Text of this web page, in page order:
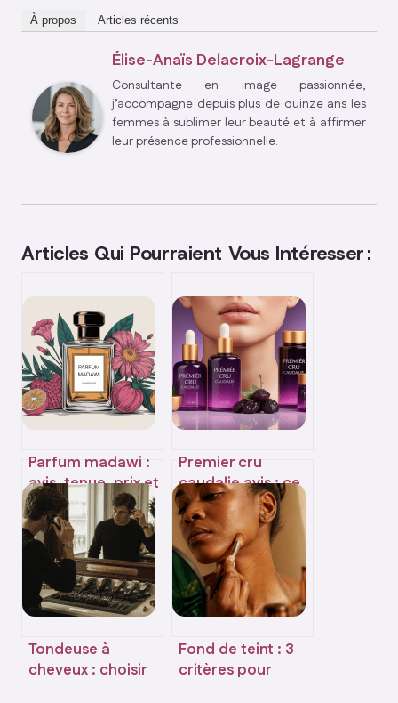
À propos Articles récents
Élise-Anaïs Delacroix-Lagrange
Consultante en image passionnée,
j’accompagne depuis plus de quinze ans les
femmes à sublimer leur beauté et à affirmer
leur présence professionnelle.
Articles Qui Pourraient Vous Intéresser :
Parfum madawi :
avis, tenue, prix et
alternatives à
connaître
Premier cru
caudalie avis : ce
qu’il faut vraiment
en penser
Tondeuse à
cheveux : choisir
Fond de teint : 3
critères pour